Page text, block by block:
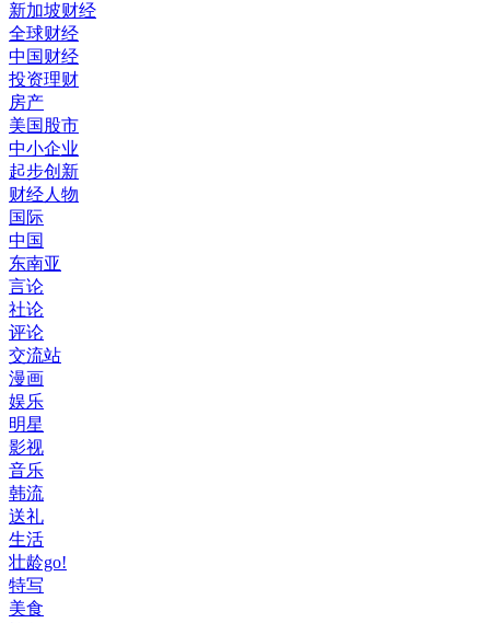
新加坡财经
全球财经
中国财经
投资理财
房产
美国股市
中小企业
起步创新
财经人物
国际
中国
东南亚
言论
社论
评论
交流站
漫画
娱乐
明星
影视
音乐
韩流
送礼
生活
壮龄go!
特写
美食